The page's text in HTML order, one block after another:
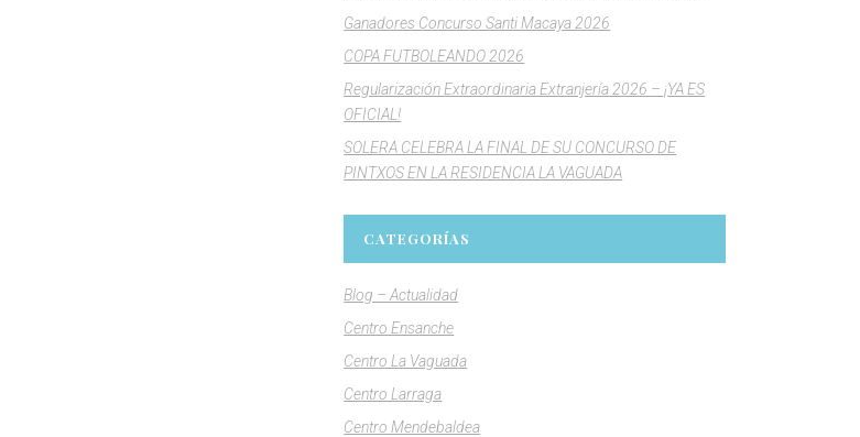
Ganadores Concurso Santi Macaya 2026
COPA FUTBOLEANDO 2026
Regularización Extraordinaria Extranjería 2026 – ¡YA ES
OFICIAL!
SOLERA CELEBRA LA FINAL DE SU CONCURSO DE
PINTXOS EN LA RESIDENCIA LA VAGUADA
CATEGORÍAS
Blog – Actualidad
Centro Ensanche
Centro La Vaguada
Centro Larraga
Centro Mendebaldea